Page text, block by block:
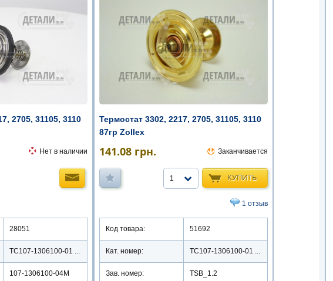
2705, 31105, 3110
Нет в наличии
28051
ТС107-1306100-01 ...
107-1306100-04M
Термостат 3302, 2217, 2705, 31105, 3110
87гр Zollex
141.08 грн. Заканчивается
КУПИТЬ
1
1 отзыв
Код товара: 51692
Кат. номер: ТС107-1306100-01 ...
Зав. номер: TSB_1.2